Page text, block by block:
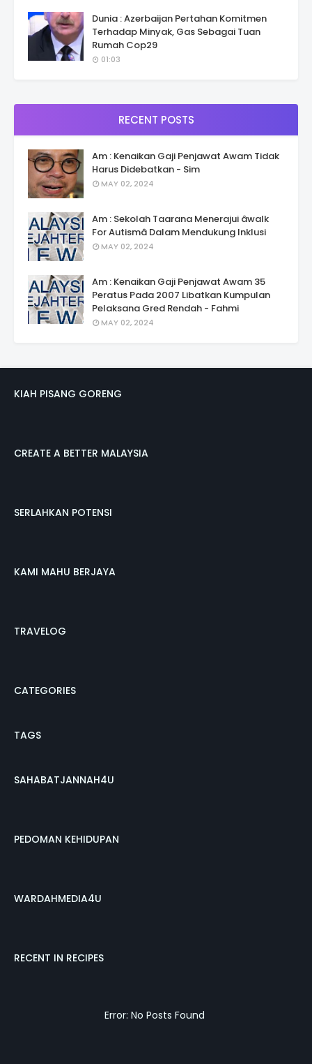
Dunia : Azerbaijan Pertahan Komitmen
Terhadap Minyak, Gas Sebagai Tuan
Rumah Cop29
01:03
RECENT POSTS
Am : Kenaikan Gaji Penjawat Awam Tidak
Harus Didebatkan - Sim
MAY 02, 2024
Am : Sekolah Taarana Menerajui âwalk
For Autismâ Dalam Mendukung Inklusi
MAY 02, 2024
Am : Kenaikan Gaji Penjawat Awam 35
Peratus Pada 2007 Libatkan Kumpulan
Pelaksana Gred Rendah - Fahmi
MAY 02, 2024
KIAH PISANG GORENG
CREATE A BETTER MALAYSIA
SERLAHKAN POTENSI
KAMI MAHU BERJAYA
TRAVELOG
CATEGORIES
TAGS
SAHABATJANNAH4U
PEDOMAN KEHIDUPAN
WARDAHMEDIA4U
RECENT IN RECIPES
Error: No Posts Found